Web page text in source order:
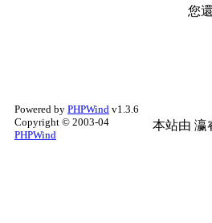
您
Powered by PHPWind v1.3.6
Copyright © 2003-04
PHPWind
本站由 瀛